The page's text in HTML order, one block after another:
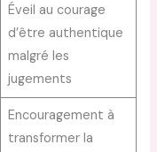
Éveil au courage
d’être authentique
malgré les
jugements
Encouragement à
transformer la